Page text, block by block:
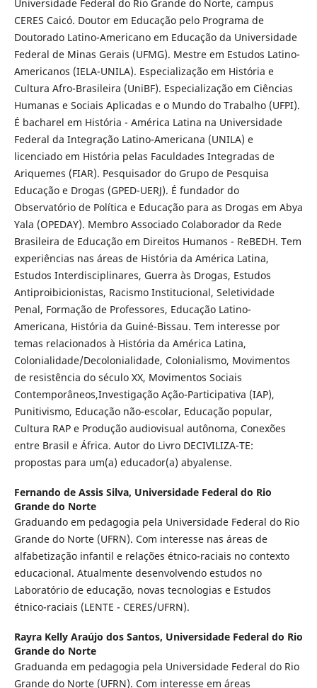
Universidade Federal do Rio Grande do Norte, campus
CERES Caicó. Doutor em Educação pelo Programa de
Doutorado Latino-Americano em Educação da Universidade
Federal de Minas Gerais (UFMG). Mestre em Estudos Latino-
Americanos (IELA-UNILA). Especialização em História e
Cultura Afro-Brasileira (UniBF). Especialização em Ciências
Humanas e Sociais Aplicadas e o Mundo do Trabalho (UFPI).
É bacharel em História - América Latina na Universidade
Federal da Integração Latino-Americana (UNILA) e
licenciado em História pelas Faculdades Integradas de
Ariquemes (FIAR). Pesquisador do Grupo de Pesquisa
Educação e Drogas (GPED-UERJ). É fundador do
Observatório de Política e Educação para as Drogas em Abya
Yala (OPEDAY). Membro Associado Colaborador da Rede
Brasileira de Educação em Direitos Humanos - ReBEDH. Tem
experiências nas áreas de História da América Latina,
Estudos Interdisciplinares, Guerra às Drogas, Estudos
Antiproibicionistas, Racismo Institucional, Seletividade
Penal, Formação de Professores, Educação Latino-
Americana, História da Guiné-Bissau. Tem interesse por
temas relacionados à História da América Latina,
Colonialidade/Decolonialidade, Colonialismo, Movimentos
de resistência do século XX, Movimentos Sociais
Contemporâneos,Investigação Ação-Participativa (IAP),
Punitivismo, Educação não-escolar, Educação popular,
Cultura RAP e Produção audiovisual autônoma, Conexões
entre Brasil e África. Autor do Livro DECIVILIZA-TE:
propostas para um(a) educador(a) abyalense.
Fernando de Assis Silva, Universidade Federal do Rio
Grande do Norte
Graduando em pedagogia pela Universidade Federal do Rio
Grande do Norte (UFRN). Com interesse nas áreas de
alfabetização infantil e relações étnico-raciais no contexto
educacional. Atualmente desenvolvendo estudos no
Laboratório de educação, novas tecnologias e Estudos
étnico-raciais (LENTE - CERES/UFRN).
Rayra Kelly Araújo dos Santos, Universidade Federal do Rio
Grande do Norte
Graduanda em pedagogia pela Universidade Federal do Rio
Grande do Norte (UFRN). Com interesse em áreas